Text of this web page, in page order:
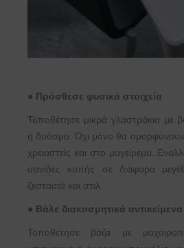
● Πρόσθεσε φυσικά στοιχεία
Τοποθέτησε μικρά γλαστράκια με
ή δυόσμο. Όχι μόνο θα
χρειαστείς και στο μαγείρεμα.
σανίδες κοπής σε διάφορα
ζεστασιά και στιλ.
● Βάλε διακοσμητικά
Τοποθέτησε βάζα με